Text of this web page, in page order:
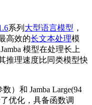
系列 大型语言模型 ，
高效的长文本处理模
模型在处理长上
推理速度比同类模型快
）和 Jamba Large(94
优化，具备函数调